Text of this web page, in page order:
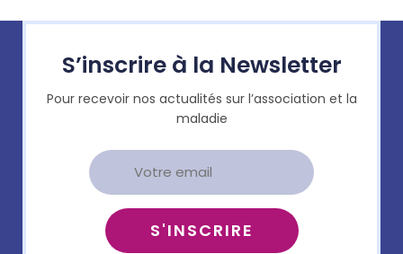
S’inscrire à la Newsletter
Pour recevoir nos actualités sur l’association et la
maladie